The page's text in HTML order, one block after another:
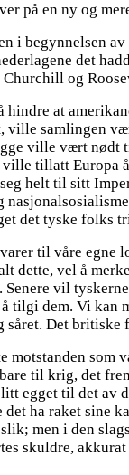
på en ny og
i begynnelsen
det
og
at
samlingen
ville vært
tillatt Europa
helt til sitt
det tyske folks
til våre egne
vel å
vil
dem. Vi kan
Det
motstanden
til krig, det
egget til det av
ha raket
men i den
skuldre,